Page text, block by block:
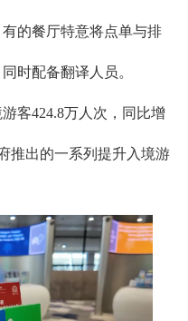
的餐厅特意将点单与排
时配备翻译人员。
客424.8万人次，同比增
推出的一系列提升入境游